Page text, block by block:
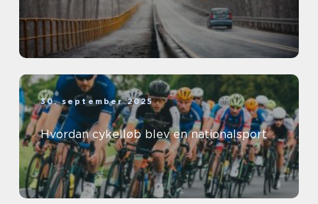
30. september 2025
Hvordan cykelløb blev en nationalsport